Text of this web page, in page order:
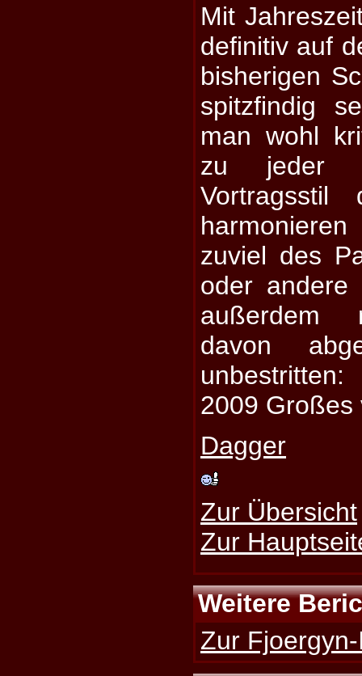
Mit
definitiv auf
bisherigen
spitzfindig
man wohl
zu jeder
Vortragsstil
zuviel des
oder andere
außerdem
davon
2009 Großes
Dagger
Zur Übersicht
Zur
Weitere
Zur